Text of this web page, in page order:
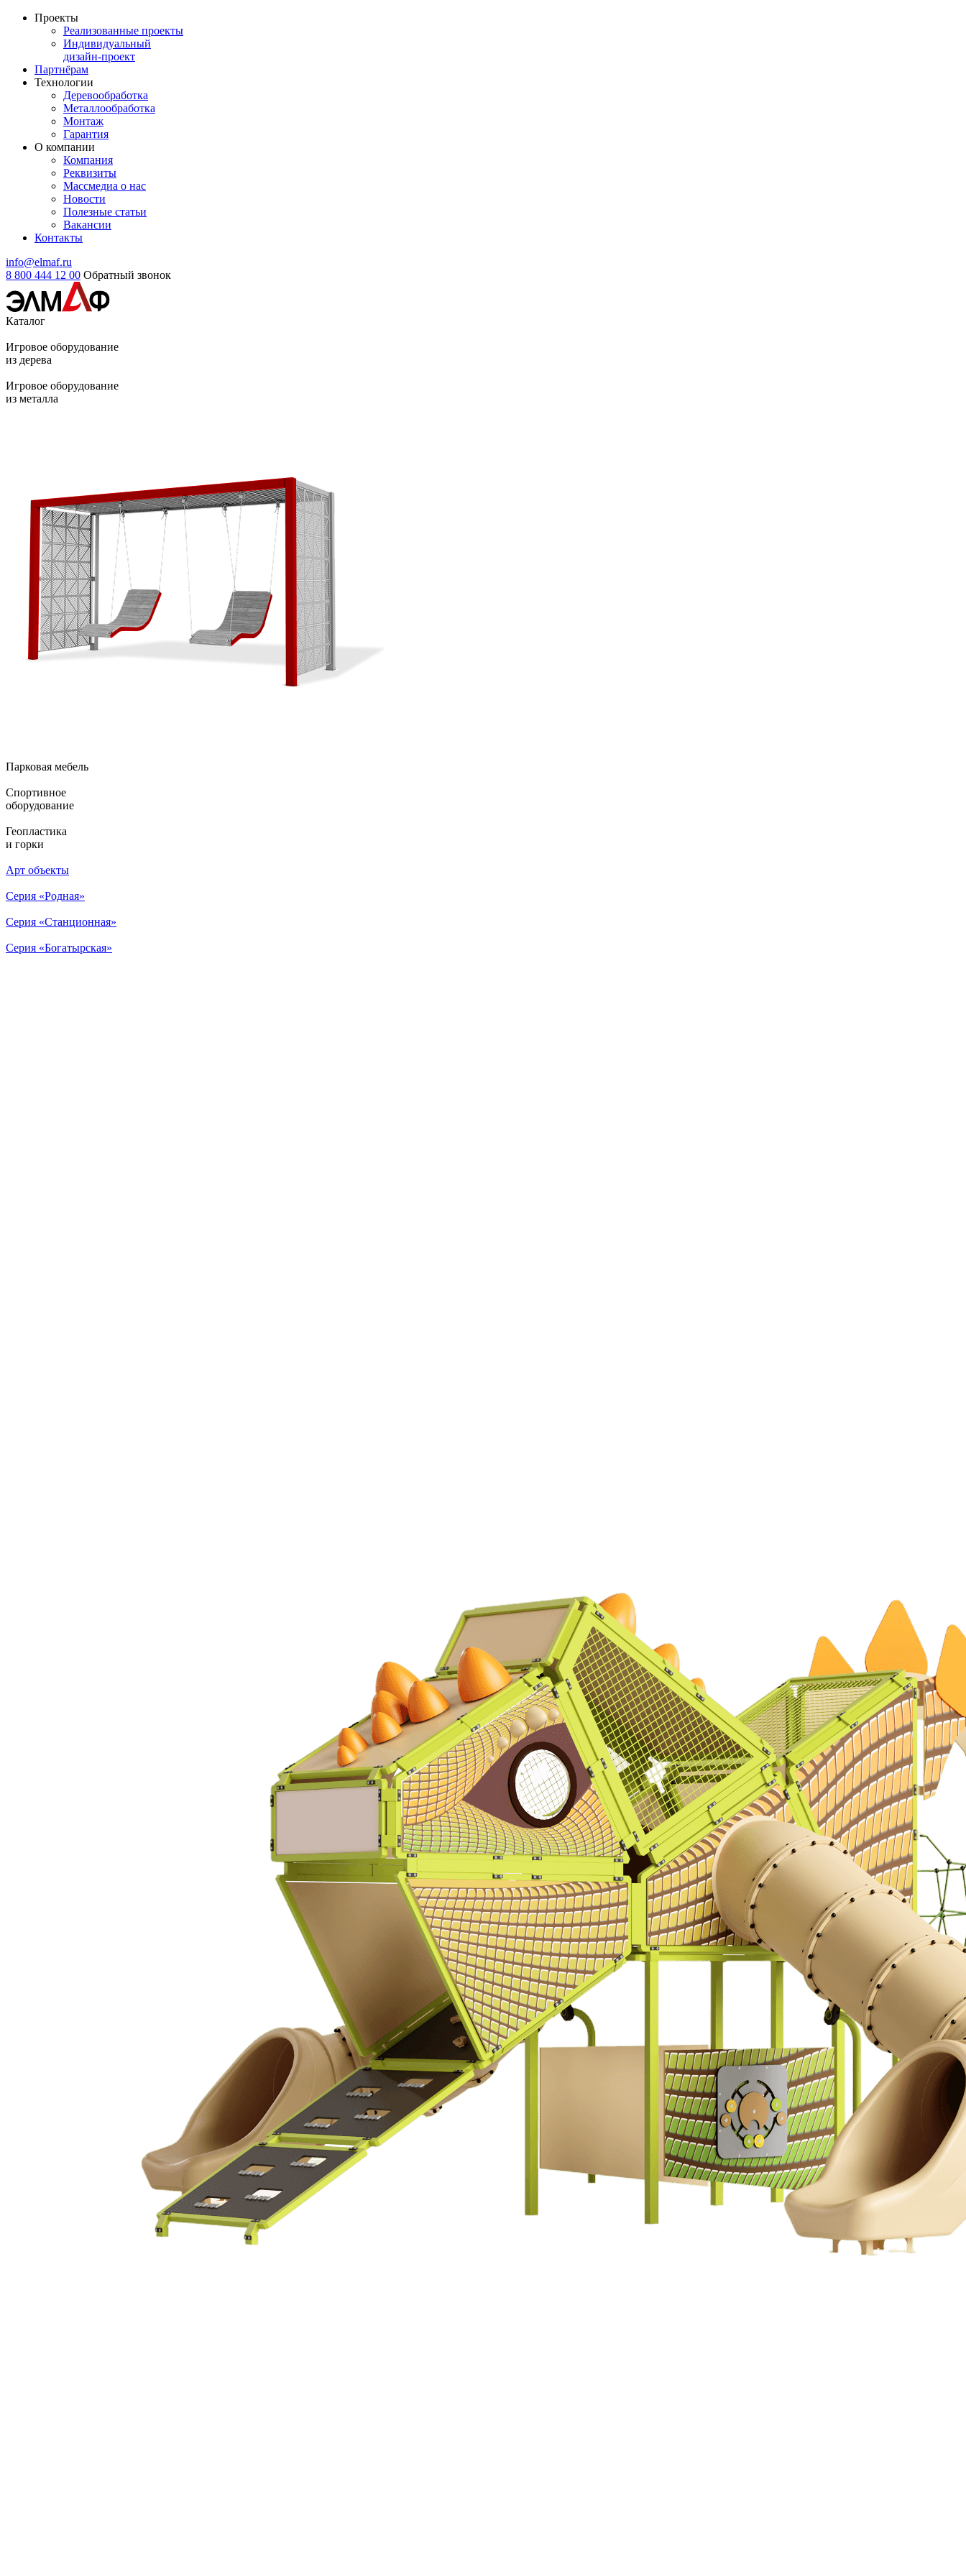
Проекты
Реализованные проекты
Индивидуальный
дизайн-проект
Партнёрам
Технологии
Деревообработка
Металлообработка
Монтаж
Гарантия
О компании
Компания
Реквизиты
Массмедиа о нас
Новости
Полезные статьи
Вакансии
Контакты
info@elmaf.ru
8 800 444 12 00 Обратный звонок
Каталог
Игровое оборудование
из дерева
Игровое оборудование
из металла
Парковая мебель
Спортивное
оборудование
Геопластика
и горки
Арт объекты
Серия «Родная»
Серия «Станционная»
Серия «Богатырская»